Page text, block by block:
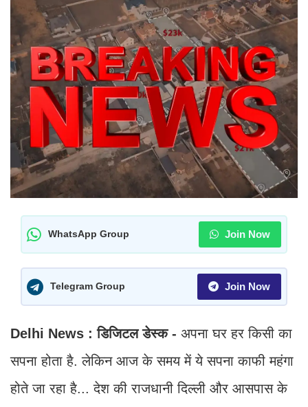
WhatsApp Group Join Now
Telegram Group Join Now
Delhi News : डिजिटल डेस्क - अपना घर हर किसी का
सपना होता है. लेकिन आज के समय में ये सपना काफी महंगा
होते जा रहा है... देश की राजधानी दिल्ली और आसपास के